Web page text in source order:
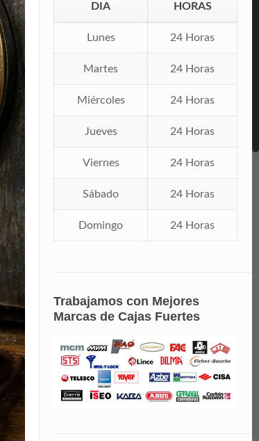
DIA HORAS
Lunes 24 Horas
Martes 24 Horas
Miércoles 24 Horas
Jueves 24 Horas
Viernes 24 Horas
Sábado 24 Horas
Domingo 24 Horas
Trabajamos con Mejores
Marcas de Cajas Fuertes